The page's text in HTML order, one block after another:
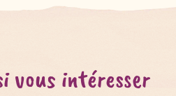
vous intéresser